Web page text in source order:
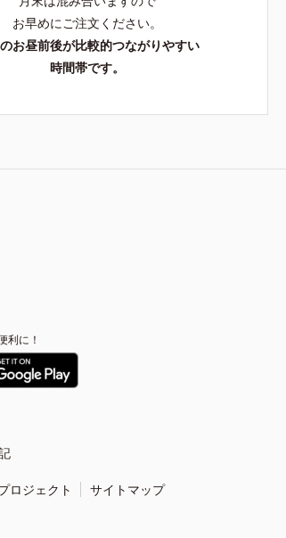
お早めにご注文ください。
お昼前後が比較的つながりやすい
時間帯です。
利に！
ロジェクト サイトマップ